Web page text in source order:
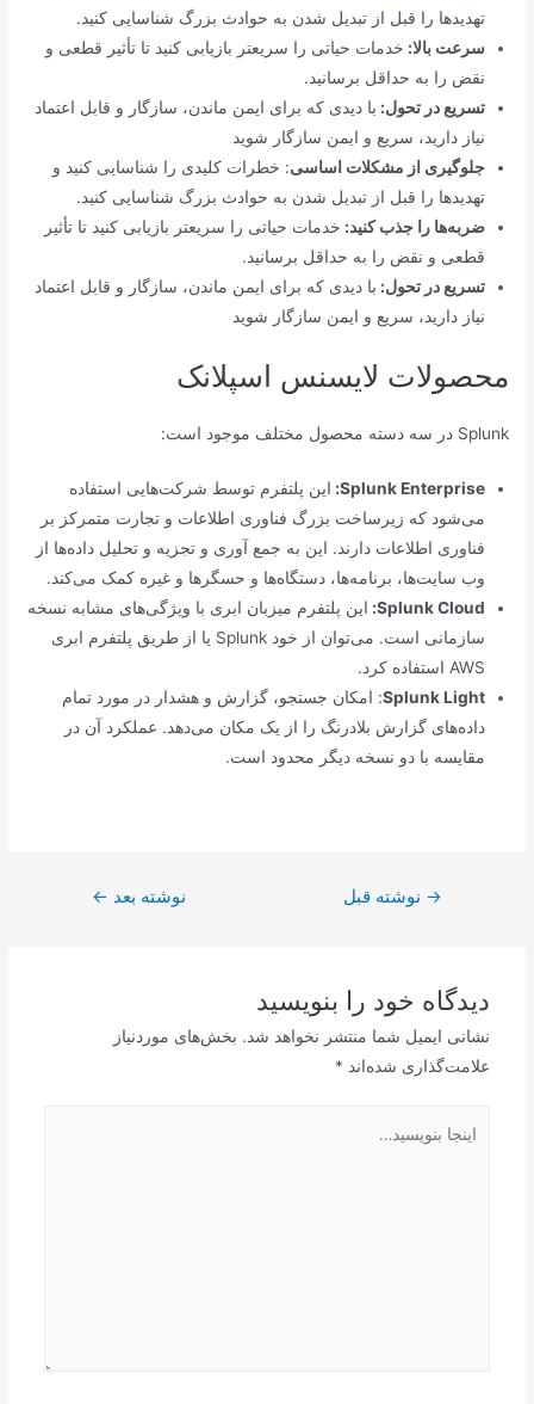
تهدیدها را قبل از تبدیل شدن به حوادث بزرگ شناسایی کنید.
سرعت بالا: خدمات حیاتی را سریعتر بازیابی کنید تا تأثیر قطعی و
نقض را به حداقل برسانید.
تسریع در تحول: با دیدی که برای ایمن ماندن، سازگار و قابل اعتماد
نیاز دارید، سریع و ایمن سازگار شوید
جلوگیری از مشکلات اساسی: خطرات کلیدی را شناسایی کنید و
تهدیدها را قبل از تبدیل شدن به حوادث بزرگ شناسایی کنید.
ضربه‌ها را جذب کنید: خدمات حیاتی را سریعتر بازیابی کنید تا تأثیر
قطعی و نقض را به حداقل برسانید.
تسریع در تحول: با دیدی که برای ایمن ماندن، سازگار و قابل اعتماد
نیاز دارید، سریع و ایمن سازگار شوید
محصولات لایسنس اسپلانک
Splunk در سه دسته محصول مختلف موجود است:
Splunk Enterprise
: این پلتفرم توسط شرکت‌هایی استفاده
می‌شود که زیرساخت بزرگ فناوری اطلاعات و تجارت متمرکز بر
فناوری اطلاعات دارند. این به جمع آوری و تجزیه و تحلیل داده‌ها از
وب سایت‌ها، برنامه‌ها، دستگاه‌ها و حسگرها و غیره کمک می‌کند.
Splunk Cloud
: این پلتفرم میزبان ابری با ویژگی‌های مشابه نسخه
سازمانی است. می‌توان از خود Splunk یا از طریق پلتفرم ابری
AWS استفاده کرد.
Splunk Light: امکان جستجو، گزارش و هشدار در مورد تمام
داده‌های گزارش بلادرنگ را از یک مکان می‌دهد. عملکرد آن در
مقایسه با دو نسخه دیگر محدود است.
راهبری→ نوشته قبل نوشته بعد ←
دیدگاه‌ خود را بنویسید
نشانی ایمیل شما منتشر نخواهد شد. بخش‌های موردنیاز
علامت‌گذاری شده‌اند *
بنویسید…